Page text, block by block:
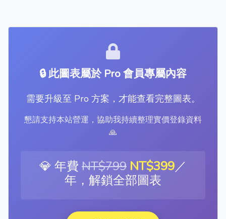
🔒 此圖表屬於 Pro 會員專屬內容
需要升級至 Pro 方案，才能查看完整圖表。
懇請支持本站營運，協助我持續整理實價登錄資料
🙏
💎 年費 NT$799 NT$399／
年，解鎖全部圖表